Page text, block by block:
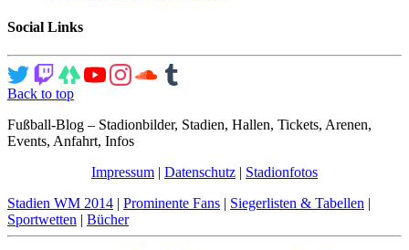
Social Links
Back to top
Fußball-Blog – Stadionbilder, Stadien, Hallen, Tickets, Arenen,
Events, Anfahrt, Infos
Impressum | Datenschutz | Stadionfotos
Stadien WM 2014 | Prominente Fans | Siegerlisten & Tabellen |
Sportwetten | Bücher